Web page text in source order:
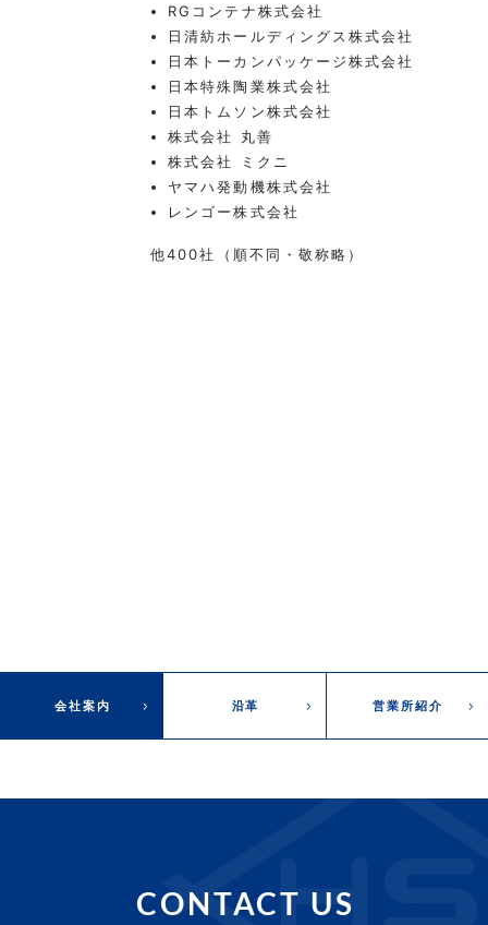
RGコンテナ株式会社
日清紡ホールディングス株式会社
日本トーカンパッケージ株式会社
日本特殊陶業株式会社
日本トムソン株式会社
株式会社 丸善
株式会社 ミクニ
ヤマハ発動機株式会社
レンゴー株式会社
他400社（順不同・敬称略）
会社案内 沿革 営業所紹介
CONTACT US